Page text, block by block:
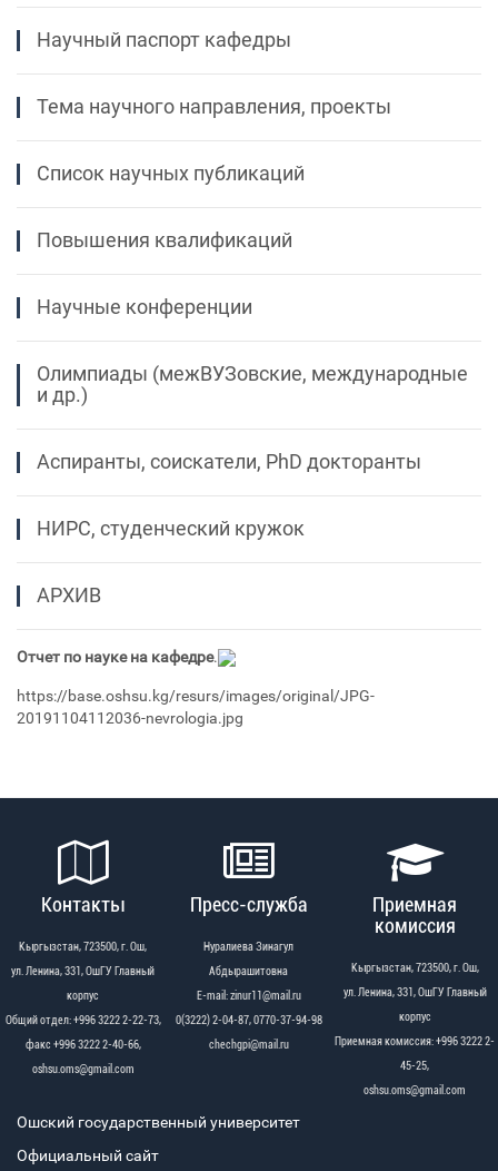
Научный паспорт кафедры
Тема научного направления, проекты
Список научных публикаций
Повышения квалификаций
Научные конференции
Олимпиады (межВУЗовские, международные
и др.)
Аспиранты, соискатели, PhD докторанты
НИРС, студенческий кружок
АРХИВ
Отчет по науке на кафедре.
https://base.oshsu.kg/resurs/images/original/JPG-
20191104112036-nevrologia.jpg
Контакты
Кыргызстан, 723500, г. Ош,
ул. Ленина, 331, ОшГУ Главный
корпус
Общий отдел: +996 3222 2-22-73,
факс +996 3222 2-40-66,
oshsu.oms@gmail.com
Пресс-служба
Нуралиева Зинагул
Абдырашитовна
Е-mail: zinur11@mail.ru
0(3222) 2-04-87, 0770-37-94-98
chechgpi@mail.ru
Приемная
комиссия
Кыргызстан, 723500, г. Ош,
ул. Ленина, 331, ОшГУ Главный
корпус
Приемная комиссия: +996 3222 2-
45-25,
oshsu.oms@gmail.com
Ошский государственный университет
Официальный сайт